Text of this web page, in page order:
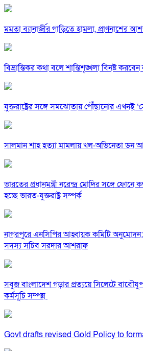
মমতা ব্যানার্জীর গাড়িতে হামলা, প্রাণনাশের
বিভ্রান্তিকর কথা বলে শান্তিশৃঙ্খলা বিনষ্ট করবেন
যুক্তরাষ্ট্রের সঙ্গে সমঝোতায় পৌঁছানোর এখনই
সালমান শাহ হত্যা মামলায় খল-অভিনেতা ডন
ভারতের প্রধানমন্ত্রী নরেন্দ্র মোদির সঙ্গে ফোনে
হচ্ছে ভারত-যুক্তরাষ্ট্র সম্পর্ক
নাগরপুরে এনসিপির আহ্বায়ক কমিটি
সদস্য সচিব সরদার আশরাফ
সবুজ বাংলাদেশ গড়ার প্রত্যয়ে সিলেটে
কর্মসূচি সম্পন্ন
Govt drafts revised Gold Policy to